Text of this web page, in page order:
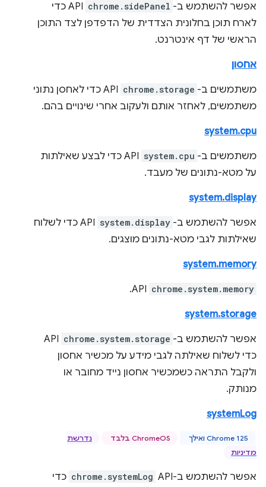
אפשר להשתמש ב- chrome.sidePanel
API כדי
לארח תוכן בחלונית הצדדית של הדפדפן לצד התוכן
הראשי של דף אינטרנט.
אחסון
משתמשים ב- chrome.storage
API כדי לאחסן נתוני
משתמשים, לאחזר אותם ולעקוב אחרי שינויים בהם.
system.cpu
משתמשים ב- system.cpu
API כדי לבצע שאילתות
על מטא-נתונים של מעבד.
system.display
אפשר להשתמש ב- system.display
API כדי לשלוח
שאילתות לגבי מטא-נתונים מוצגים.
system.memory
chrome.system.memory
system.storage
אפשר להשתמש ב- chrome.system.storage
API
כדי לשלוח שאילתה לגבי מידע על מכשיר אחסון
ולקבל התראה כשמכשיר אחסון נייד מחובר או
מנותק.
systemLog
Chrome 125 ואילך ‫ChromeOS בלבד
נדרשת
מדיניות
אפשר להשתמש ב-API‏ chrome.systemLog כדי